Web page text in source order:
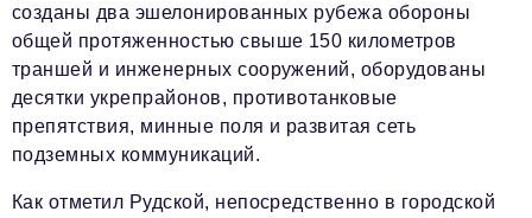
созданы два эшелонированных рубежа обороны
общей протяженностью свыше 150 километров
траншей и инженерных сооружений, оборудованы
десятки укрепрайонов, противотанковые
препятствия, минные поля и развитая сеть
подземных коммуникаций.
Как отметил Рудской, непосредственно в городской